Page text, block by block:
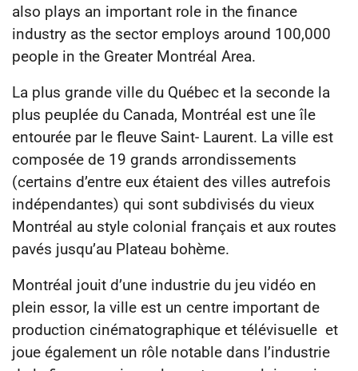
also plays an important role in the finance
industry as the sector employs around 100,000
people in the Greater Montréal Area.
La plus grande ville du Québec et la seconde la
plus peuplée du Canada, Montréal est une île
entourée par le fleuve Saint- Laurent. La ville est
composée de 19 grands arrondissements
(certains d’entre eux étaient des villes autrefois
indépendantes) qui sont subdivisés du vieux
Montréal au style colonial français et aux routes
pavés jusqu’au Plateau bohème.
Montréal jouit d’une industrie du jeu vidéo en
plein essor, la ville est un centre important de
production cinématographique et télévisuelle et
joue également un rôle notable dans l’industrie